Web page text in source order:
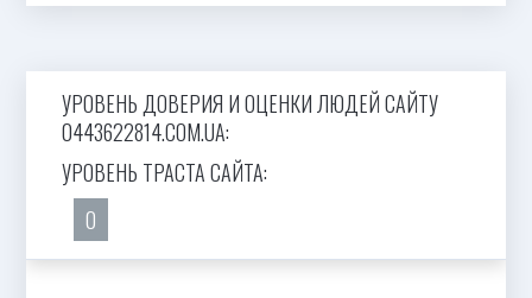
УРОВЕНЬ ДОВЕРИЯ И ОЦЕНКИ ЛЮДЕЙ САЙТУ
0443622814.COM.UA:
УРОВЕНЬ ТРАСТА САЙТА:
0